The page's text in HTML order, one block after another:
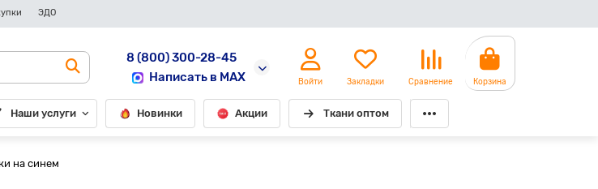
ЭДО
8 (800) 300-28-45
Написать в MAX
Войти Закладки Сравнение Корзина
Наши услуги Новинки Акции Ткани оптом
на синем